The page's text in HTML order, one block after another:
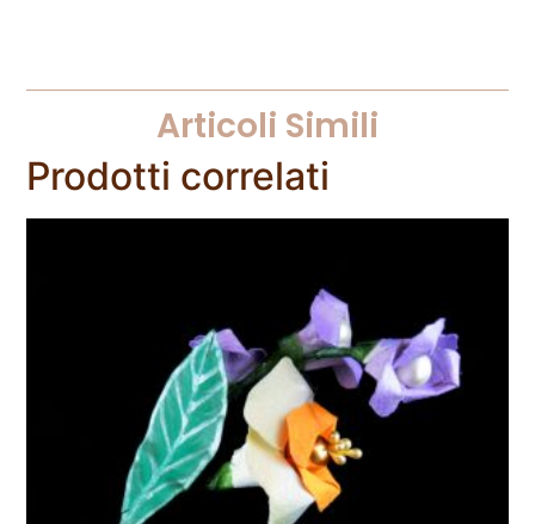
Articoli Simili
Prodotti correlati